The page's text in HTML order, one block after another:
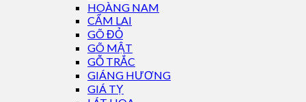
HOÀNG NAM
CẨM LAI
GÕ ĐỎ
GÕ MẬT
GỖ TRẮC
GIÁNG HƯƠNG
GIÁ TỴ